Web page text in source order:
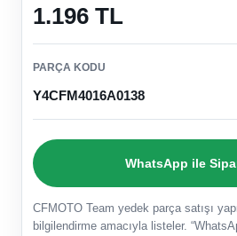
1.196 TL
PARÇA KODU
Y4CFM4016A0138
WhatsApp ile
CFMOTO Team yedek parça satışı
bilgilendirme amacıyla listeler.